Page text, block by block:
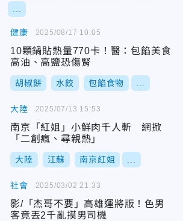
健康
10顆鍋貼熱量770卡！醫：包餡美食
高油、高鹽恐傷腎
胡椒餅 水餃 包餡食物
2025/08/17 10:05
大陸
南京「紅姐」小鮮肉千人斬 網掀
「二創瘋、尋親熱」
大陸 江蘇 南京紅姐
2025/07/13 15:53
社會
影/「杰哥不要」高雄運將版！色男
客竟丟2千亂摸男司機
2025/03/02 21:33